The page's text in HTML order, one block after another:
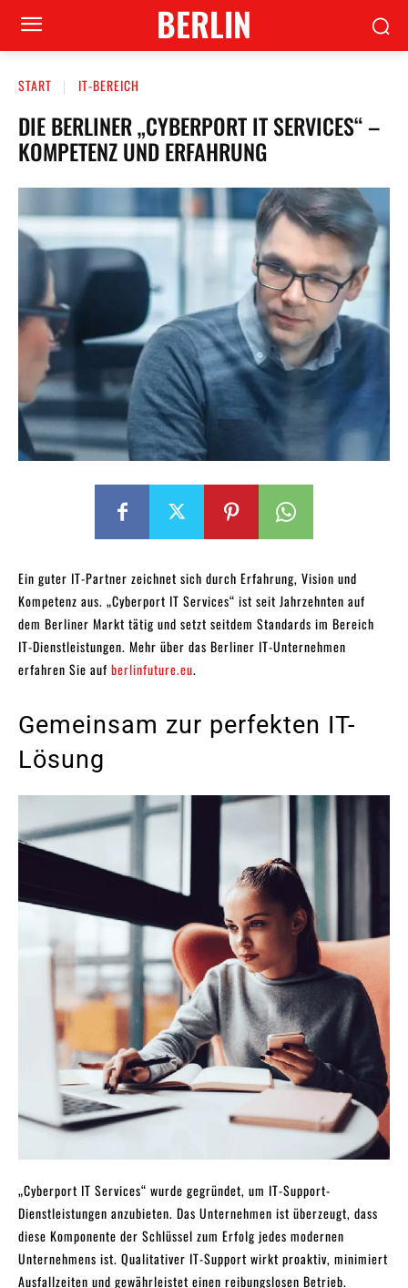
BERLIN
START IT-BEREICH
DIE BERLINER „CYBERPORT IT SERVICES“ –
KOMPETENZ UND ERFAHRUNG
Ein guter IT-Partner zeichnet sich durch Erfahrung, Vision und
Kompetenz aus. „Cyberport IT Services“ ist seit Jahrzehnten auf
dem Berliner Markt tätig und setzt seitdem Standards im Bereich
IT-Dienstleistungen. Mehr über das Berliner IT-Unternehmen
erfahren Sie auf berlinfuture.eu.
Gemeinsam zur perfekten IT-
Lösung
„Cyberport IT Services“ wurde gegründet, um IT-Support-
Dienstleistungen anzubieten. Das Unternehmen ist überzeugt, dass
diese Komponente der Schlüssel zum Erfolg jedes modernen
Unternehmens ist. Qualitativer IT-Support wirkt proaktiv, minimiert
Ausfallzeiten und gewährleistet einen reibungslosen Betrieb.